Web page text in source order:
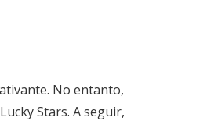
No entanto,
Stars. A seguir,